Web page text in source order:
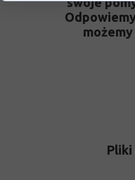
Pliki